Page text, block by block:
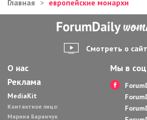
ЖИЗНЬ И ИСТОРИИ
ИММИГРАЦИЯ В США
АВТОРСКИЕ КОЛОНКИ
ЗДОРОВЬЕ И КРАСОТА
Главная европейские монархи
Смотреть о
О нас
Реклама
MediaKit
Контактное лицо:
Марина Баранчук
Мы в